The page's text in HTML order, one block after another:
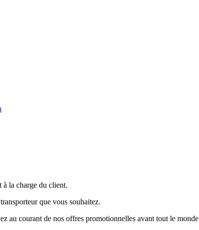
à la charge du client.
que vous souhaitez.
au courant de nos offres promotionnelles avant tout le monde